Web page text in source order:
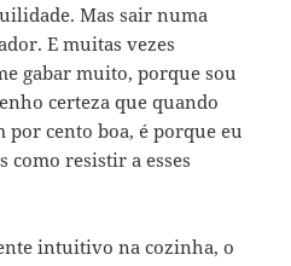
Mas sair numa
E muitas vezes
gabar muito, porque sou
certeza que quando
por cento boa, é porque eu
como resistir a esses
intuitivo na cozinha, o